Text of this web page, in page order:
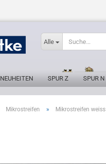
Alle
NEUHEITEN SPUR Z SPUR N
Mikrostreifen » Mikrostreifen weiss